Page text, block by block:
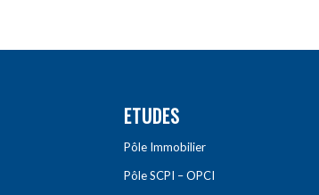
ETUDES
Pôle Immobilier
Pôle SCPI – OPCI